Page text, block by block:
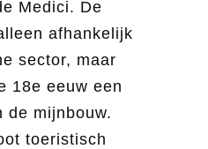
Medici. De
afhankelijk
sector, maar
18e eeuw een
de mijnbouw.
toeristisch